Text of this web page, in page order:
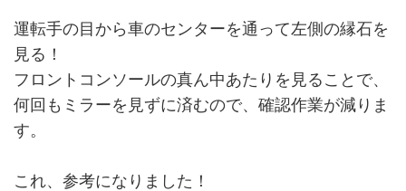
運転手の目から車のセンターを通って左側の縁石を
見る！
フロントコンソールの真ん中あたりを見ることで、
何回もミラーを見ずに済むので、確認作業が減りま
す。
これ、参考になりました！